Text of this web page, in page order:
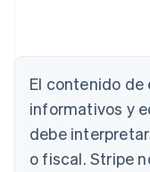
El contenido
informativos y
debe
o fiscal. Stripe
Australia
English
Austria
DeutschEnglish
Bélgica